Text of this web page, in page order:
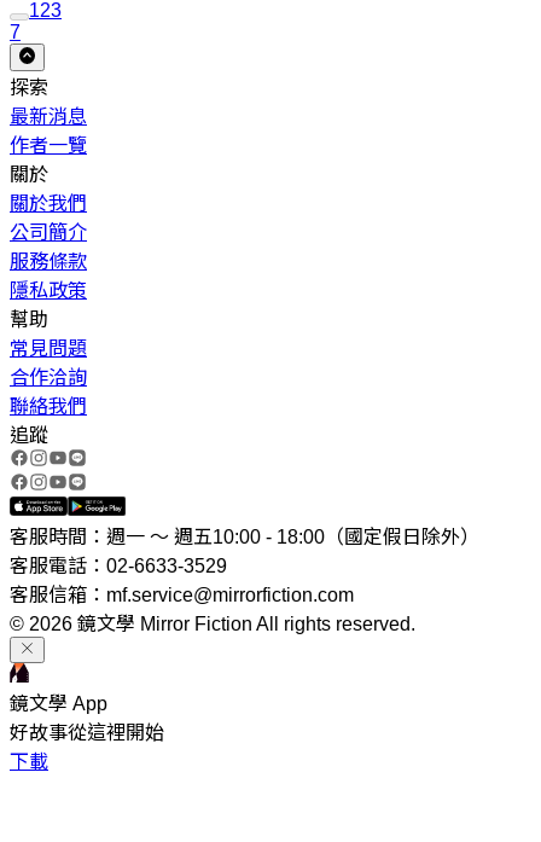
123
7
探索
最新消息
作者一覽
關於
關於我們
公司簡介
服務條款
隱私政策
幫助
常見問題
合作洽詢
聯絡我們
追蹤
客服時間：週一 ～ 週五10:00 - 18:00（國定假日除外）
客服電話：02-6633-3529
客服信箱：mf.service@mirrorfiction.com
© 2026 鏡文學 Mirror Fiction All rights reserved.
鏡文學 App
好故事從這裡開始
下載